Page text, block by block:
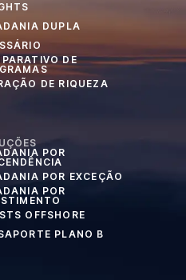
DUPLA
DE
DE RIQUEZA
POR
POR EXCEÇÃO
POR
OFFSHORE
PLANO B